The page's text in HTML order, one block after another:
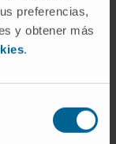
preferencias,
y obtener más
.